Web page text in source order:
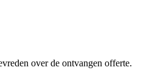
over de ontvangen offerte.